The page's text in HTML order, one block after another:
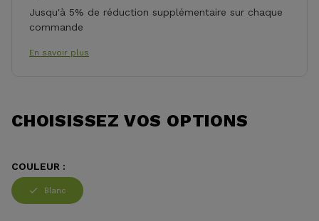
Jusqu'à 5% de réduction supplémentaire sur chaque
commande
En savoir plus
CHOISISSEZ VOS OPTIONS
COULEUR :
Blanc